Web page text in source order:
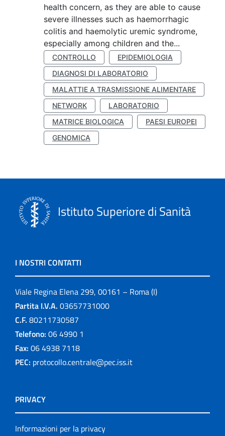
health concern, as they are able to cause
severe illnesses such as haemorrhagic
colitis and haemolytic uremic syndrome,
especially among children and the...
CONTROLLO
EPIDEMIOLOGIA
DIAGNOSI DI LABORATORIO
MALATTIE A TRASMISSIONE ALIMENTARE
NETWORK
LABORATORIO
MATRICE BIOLOGICA
PAESI EUROPEI
GENOMICA
Istituto Superiore di Sanità
I NOSTRI CONTATTI
Viale Regina Elena 299, 00161 – Roma (I)
Partita I.V.A. 03657731000
C.F. 80211730587
Telefono: 06 4990 1
Fax: 06 4938 7118
PEC: protocollo.centrale@pec.iss.it
PRIVACY
Informazioni per la privacy